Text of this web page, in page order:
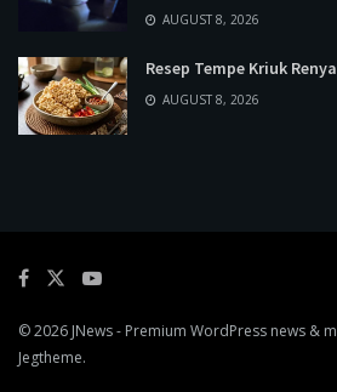
AUGUST 8, 2026
Resep Tempe Kriuk
AUGUST 8, 2026
© 2026 JNews- Premium WordPress news &
Jegtheme.